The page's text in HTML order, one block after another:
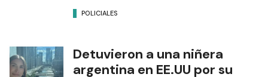
POLICIALES
Detuvieron a una niñera
argentina en EE.UU por su